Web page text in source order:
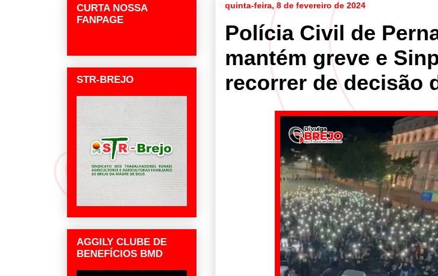
quinta-feira, 8 de fevereiro de 2024
Polícia Civil de
mantém greve e
recorrer de decisão
CURTA NOSSA
FANPAGE
STR-BREJO
AGGILY CLUBE DE
BENEFÍCIOS BMD